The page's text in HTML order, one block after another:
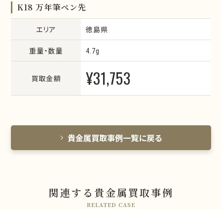
K18 万年筆ペン先
エリア 徳島県
重量・数量 4.7g
買取金額 ¥31,753
貴金属買取事例一覧に戻る
関連する貴金属買取事例
RELATED CASE